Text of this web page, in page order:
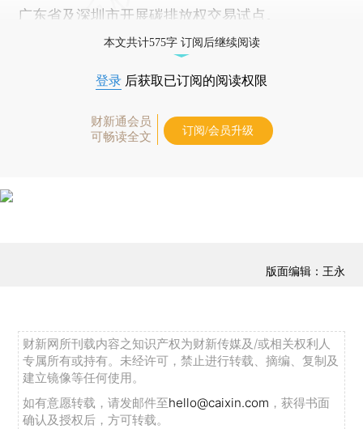
广东省及深圳市开展碳排放权交易试点。
本文共计575字 订阅后继续阅读
登录 后获取已订阅的阅读权限
财新通会员
可畅读全文
订阅/会员升级
版面编辑：王永
财新网所刊载内容之知识产权为财新传媒及/或相关权利人
专属所有或持有。未经许可，禁止进行转载、摘编、复制及
建立镜像等任何使用。
如有意愿转载，请发邮件至hello@caixin.com ，获得书面
确认及授权后，方可转载。